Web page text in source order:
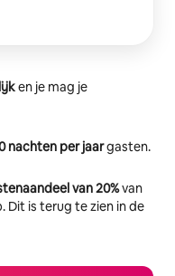
en je mag je
nachten per jaargasten.
van 20%van
Dit is terug te zien in de